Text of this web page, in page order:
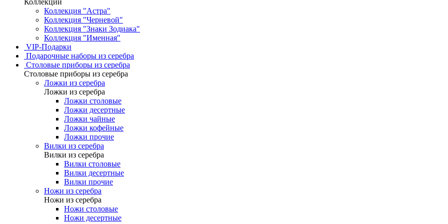
Коллекции
Коллекция "Астра"
Коллекция "Черневой"
Коллекция "Знаки Зодиака"
Коллекция "Именная"
VIP-Подарки
Подарочные наборы из серебра
Столовые приборы из серебра
Столовые приборы из серебра
Ложки из серебра
Ложки из серебра
Ложки столовые
Ложки десертные
Ложки чайные
Ложки кофейные
Ложки прочие
Вилки из серебра
Вилки из серебра
Вилки столовые
Вилки десертные
Вилки прочие
Ножи из серебра
Ножи из серебра
Ножи столовые
Ножи десертные